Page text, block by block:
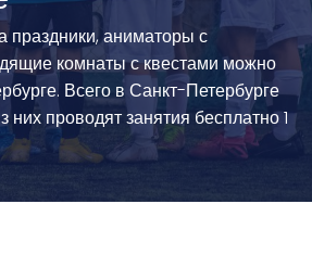
праздники, аниматоры с
комнаты с квестами можно
Всего в Санкт-Петербурге
них проводят занятия бесплатно 1